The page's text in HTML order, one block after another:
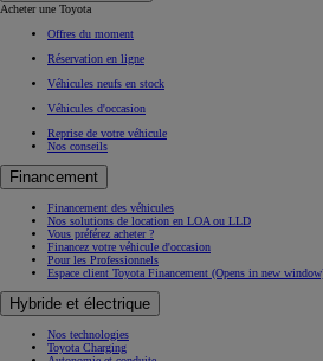
Acheter une Toyota
Offres du moment
Réservation en ligne
Véhicules neufs en stock
Véhicules d'occasion
Reprise de votre véhicule
Nos conseils
Financement
Financement des véhicules
Nos solutions de location en LOA ou LLD
Vous préférez acheter ?
Financez votre véhicule d'occasion
Pour les Professionnels
Espace client Toyota Financement (Opens in new
Hybride et électrique
Nos technologies
Toyota Charging